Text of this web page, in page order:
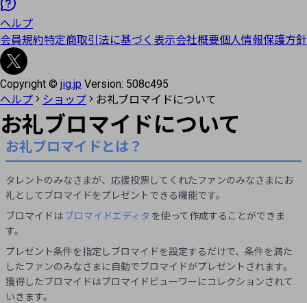
ヘルプ
会員規約特定商取引法に基づく表示会社概要個人情報保護方針
Copyright © jig.jp Version: 508c495
ヘルプ
ショップ お礼ブロマイドについて
お礼ブロマイドについて
お礼ブロマイドとは？
タレントのみなさまが、応援投票してくれたファンのみなさまにお
礼としてブロマイドをプレゼントできる機能です。
ブロマイドは ブロマイドエディタ を使って作成することができま
す。
プレゼント条件を指定しブロマイドを設定するだけで、条件を満た
したファンのみなさまに自動でブロマイドがプレゼントされます。
獲得したブロマイドはブロマイドビューワーにコレクションされて
いきます。